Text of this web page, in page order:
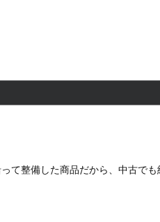
て整備した商品だから、中古で